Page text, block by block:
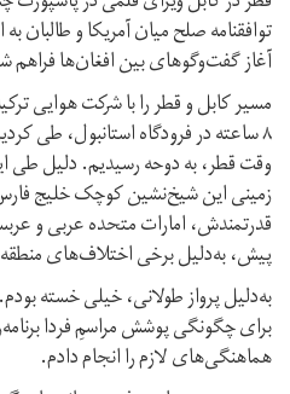
توافقنامه‌ صلح میان آمریکا و طالبان
آغاز گفت‌وگوهای بین افغان‌ها فراهم
۸ ساعته در فرودگاه استانبول، طی
وقت قطر، به دوحه رسیدیم. دلیل طی
زمینی این شیخ‌نشین کوچک خلیج
قدرتمندش، امارات متحده عربی و
پیش، به‌دلیل برخی اختلاف‌های
به‌دلیل پرواز طولانی، خیلی خسته
برای چگونگی پوشش‌ مراسمِ فردا
هماهنگی‌های لازم را انجام دادم.